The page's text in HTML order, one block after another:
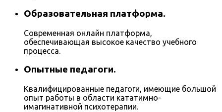
Образовательная платформа.
Современная онлайн платформа,
обеспечивающая высокое качество учебного
процесса.
Опытные педагоги.
Квалифицированные педагоги, имеющие большой
опыт работы в области кататимно-
имагинативной психотерапии.